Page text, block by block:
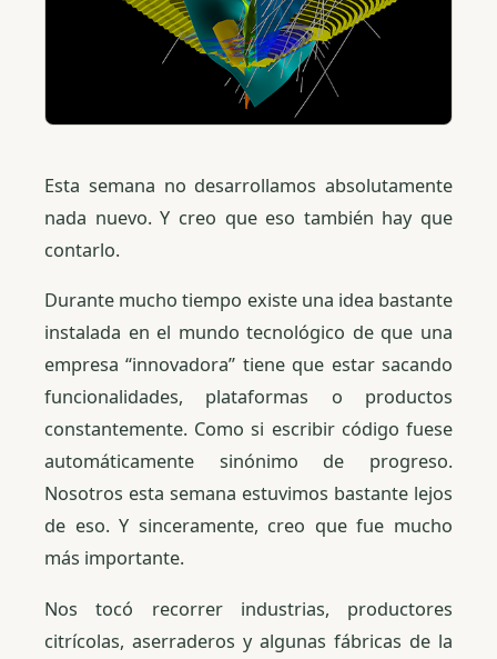
Esta semana no desarrollamos absolutamente
nada nuevo. Y creo que eso también hay que
contarlo.
Durante mucho tiempo existe una idea bastante
instalada en el mundo tecnológico de que una
empresa “innovadora” tiene que estar sacando
funcionalidades, plataformas o productos
constantemente. Como si escribir código fuese
automáticamente sinónimo de progreso.
Nosotros esta semana estuvimos bastante lejos
de eso. Y sinceramente, creo que fue mucho
más importante.
Nos tocó recorrer industrias, productores
citrícolas, aserraderos y algunas fábricas de la